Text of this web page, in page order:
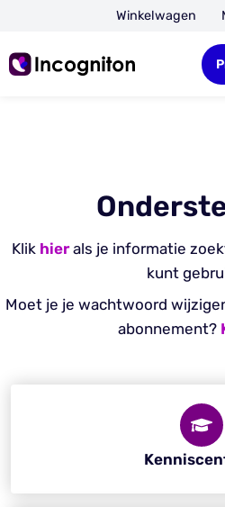
Winkelwagen
Klik hierals je informatie
kunt
Moet je je wachtwoord
abonnement?